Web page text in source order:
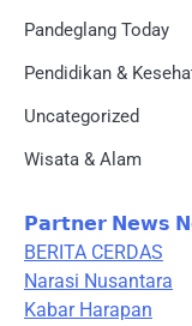
Pandeglang Today
Pendidikan &
Uncategorized
Wisata & Alam
𝗣𝗮𝗿𝘁𝗻𝗲𝗿 𝗡𝗲𝘄𝘀
BERITA CERDAS
Narasi Nusantara
Kabar Harapan